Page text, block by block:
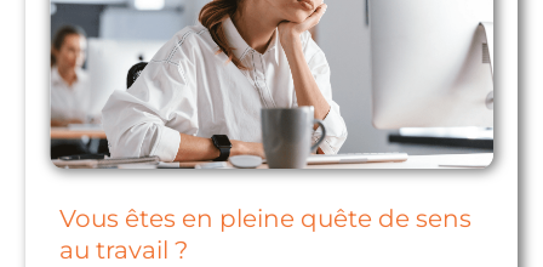
Vous êtes en pleine quête de sens
au travail ?